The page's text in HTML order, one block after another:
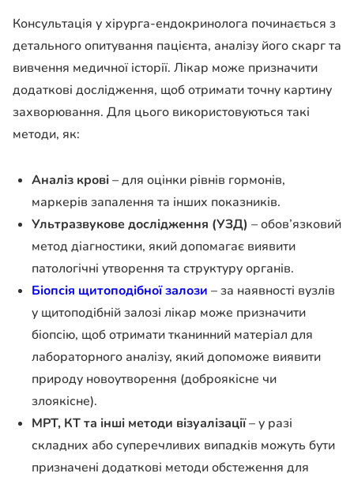
Консультація у хірурга-ендокринолога починається з
детального опитування пацієнта, аналізу його скарг та
вивчення медичної історії. Лікар може призначити
додаткові дослідження, щоб отримати точну картину
захворювання. Для цього використовуються такі
методи, як:
Аналіз крові– для оцінки рівнів гормонів,
маркерів запалення та інших показників.
Ультразвукове дослідження (УЗД) – обов’язковий
метод діагностики, який допомагає виявити
патологічні утворення та структуру органів.
Біопсія щитоподібної залози – за наявності вузлів
у щитоподібній залозі лікар може призначити
біопсію, щоб отримати тканинний матеріал для
лабораторного аналізу, який допоможе виявити
природу новоутворення (доброякісне чи
злоякісне).
МРТ, КТ та інші методи візуалізації– у разі
складних або суперечливих випадків можуть бути
призначені додаткові методи обстеження для